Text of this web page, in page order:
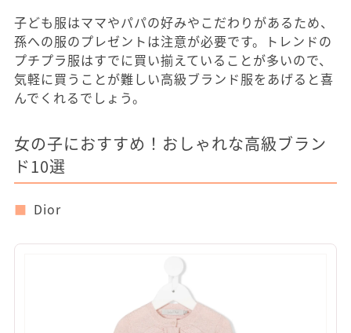
子ども服はママやパパの好みやこだわりがあるため、
孫への服のプレゼントは注意が必要です。トレンドの
プチプラ服はすでに買い揃えていることが多いので、
気軽に買うことが難しい高級ブランド服をあげると喜
んでくれるでしょう。
女の子におすすめ！おしゃれな高級ブラン
ド10選
Dior